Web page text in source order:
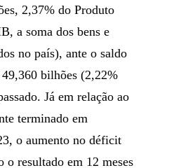
2,37% do Produto
a soma dos bens e
no país), ante o saldo
bilhões (2,22%
Já em relação ao
terminado em
o aumento no déficit
o resultado em 12 meses